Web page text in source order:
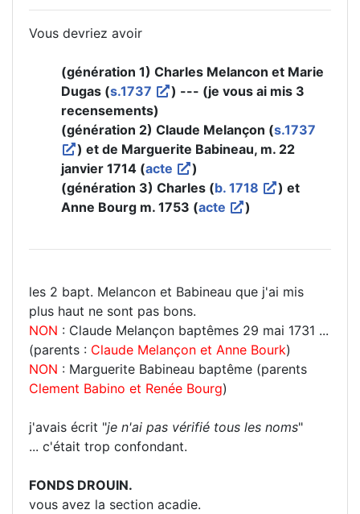
Vous devriez avoir
(génération 1) Charles Melancon et Marie
Dugas (s.1737
) --- (je vous ai mis 3
recensements)
(génération 2) Claude Melançon (s.1737
) et de Marguerite Babineau, m. 22
janvier 1714 (acte
)
(génération 3) Charles (b. 1718
) et
Anne Bourg m. 1753 (acte )
les 2 bapt. Melancon et Babineau que j'ai mis
plus haut ne sont pas bons.
NON : Claude Melançon baptêmes 29 mai 1731 ...
(parents : Claude Melançon et Anne Bourk)
NON : Marguerite Babineau baptême (parents
Clement Babino et Renée Bourg)
j'avais écrit "je n'ai pas vérifié tous les noms"
... c'était trop confondant.
FONDS DROUIN.
vous avez la section acadie.